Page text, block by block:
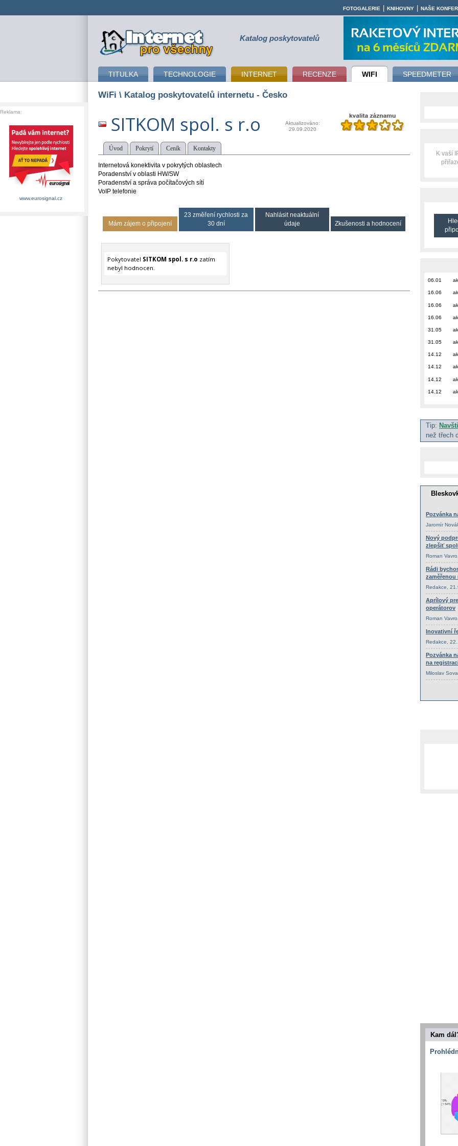
připojení k internetu Katalog poskytovatelů
TITULKA TECHNOLOGIE INTERNET RECENZE WIFI SPEEDMETER
FOTOGALERIE KNIHOVNY NAŠE
WiFi \ Katalog poskytovatelů internetu - Česko
SITKOM spol. s r.o
Aktualizováno:
29.09.2020
Úvod Pokrytí Ceník Kontakty
Internetová konektivita v pokrytých oblastech
Poradenství v oblasti HW/SW
Poradenství a správa počítačových sítí
VoIP telefonie
Mám zájem o připojení
23 změření rychlosti za
30 dní
Nahlásit neaktuální
údaje
Zkušenosti a hodnocení
Pokytovatel SITKOM spol. s r.o zatím
nebyl hodnocen.
K vaší
06.01
16.06
16.06
16.06
31.05
31.05
14.12
14.12
14.12
14.12
Tip:
než třech
Kam
Reklama:
www.eurosignal.cz